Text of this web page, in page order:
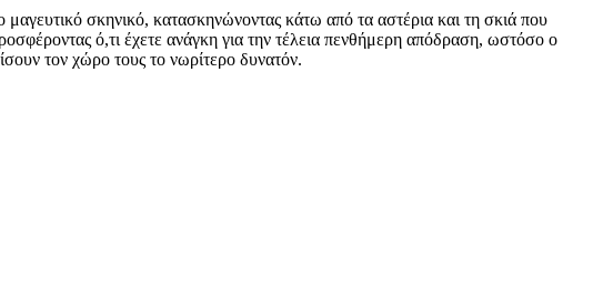
σκηνικό, κατασκηνώνοντας κάτω από τα αστέρια και τη σκιά που
ό,τι έχετε ανάγκη για την τέλεια πενθήμερη απόδραση, ωστόσο ο
τον χώρο τους το νωρίτερο δυνατόν.